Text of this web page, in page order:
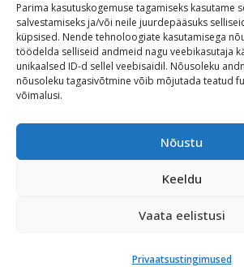
Parima kasutuskogemuse tagamiseks kasutame
salvestamiseks ja/või neile juurdepääsuks
küpsised. Nende tehnoloogiate kasutamisega
töödelda selliseid andmeid nagu veebikasutaja
unikaalsed ID-d sellel veebisaidil. Nõusoleku
nõusoleku tagasivõtmine võib mõjutada teatud
võimalusi.
Nõustu
Keeldu
Vaata eelistusi
Privaatsustingimused
Maitseelamused
Vaatamisväärsused
Visit Tallinn
Turismiprofessionaalile
Harju-, Rapla- ja Läänemaa DMO
Meediakajastused